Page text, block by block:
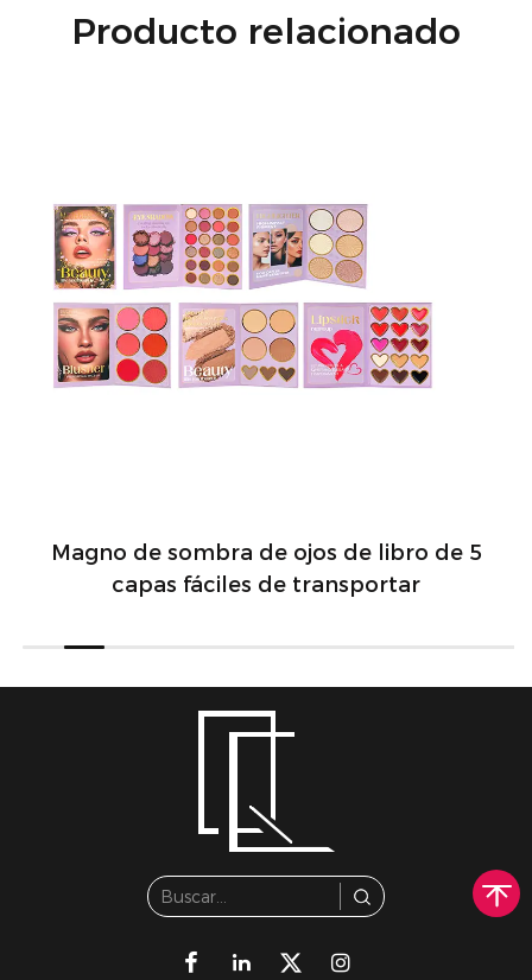
Producto relacionado
Magno de sombra de ojos de libro de 5
capas fáciles de transportar